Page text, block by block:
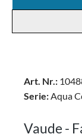
Art. Nr.:
Serie:Aqua
Vaude -